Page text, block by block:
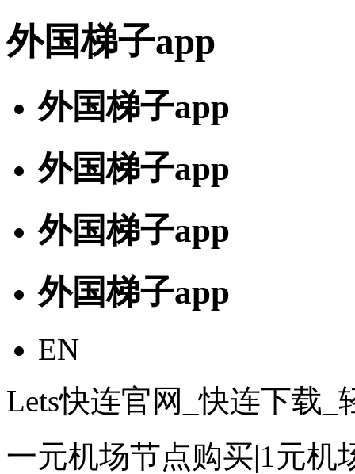
外国梯子app
外国梯子app
外国梯子app
外国梯子app
外国梯子app
EN
Lets快连官网_快连下载
一元机场节点购买|1元机